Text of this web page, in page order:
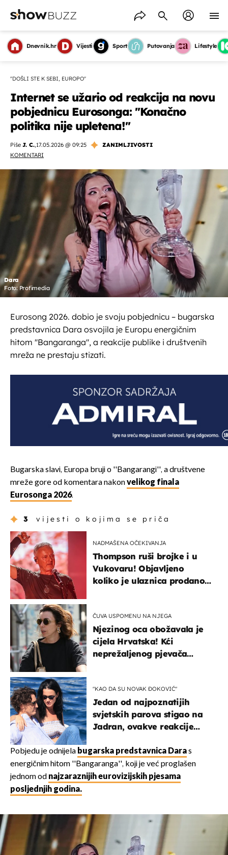
Dnevnik.hr Vijesti Sport Putovanja Lifestyle
''DOŠLI STE K SEBI, EUROPO''
Internet se užario od reakcija na novu
pobjednicu Eurosonga: ''Konačno
politika nije upletena!''
Piše J. C.,17.05.2026 @ 09:25
ZANIMLJIVOSTI
KOMENTARI
Dara
Foto: Profimedia
Eurosong 2026. dobio je svoju pobjednicu – bugarska
predstavnica Dara osvojila je Europu energičnim
hitom ''Bangaranga'', a reakcije publike i društvenih
mreža ne prestaju stizati.
Bugarska slavi, Europa bruji o ''Bangarangi'', a društvene
mreže gore od komentara nakonvelikog finala
Eurosonga 2026.
3 vijesti o kojima se priča
NADMAŠENA OČEKIVANJA
Thompson ruši brojke i u
Vukovaru! Objavljeno
koliko je ulaznica prodano
ČUVA USPOMENU NA NJEGA
Njezinog oca obožavala je
cijela Hrvatska! Kći
neprežaljenog pjevača
"KAO DA SU NOVAK ĐOKOVIĆ"
Jedan od najpoznatijih
svjetskih parova stigao na
Jadran, ovakve reakcije
Pobjedu je odnijela bugarska predstavnica Daras
energičnim hitom ''Bangaranga'', koji je već proglašen
jednom od najzaraznijih eurovizijskih pjesama
posljednjih godina.
OMOGUĆI OBAVIJESTI